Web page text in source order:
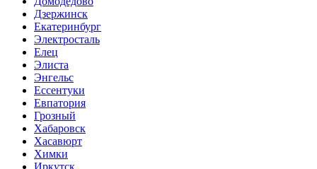
Дзержинск
Екатеринбург
Электросталь
Елец
Элиста
Энгельс
Ессентуки
Евпатория
Грозный
Хабаровск
Хасавюрт
Химки